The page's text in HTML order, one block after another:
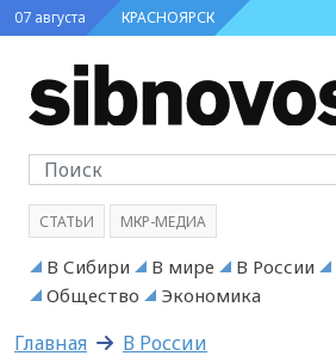
07 августа КРАСНОЯРСК
СТАТЬИ МКР-МЕДИА
В Сибири В мире В России
Общество
Экономика
Главная В России